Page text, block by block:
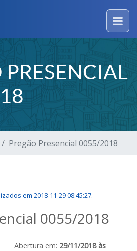
PRESENCIAL
Pregão Presencial 0055/2018
em 2018-11-29 08:45:27.
0055/2018
Abertura em: 29/11/2018 às